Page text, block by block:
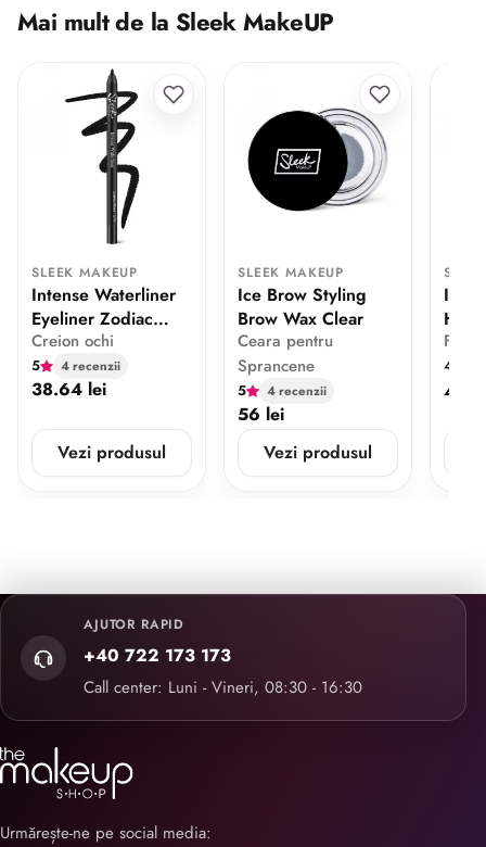
Mai mult de la Sleek MakeUP
SLEEK MAKEUP
Intense Waterliner
Eyeliner Zodiac
Black
Creion ochi
5 4 recenzii
38.64 lei
Vezi produsul
SLEEK MAKEUP
Ice Brow Styling
Brow Wax Clear
Ceara pentru
Sprancene
5 4 recenzii
56 lei
Vezi produsul
In
Fond
4.17
AJUTOR RAPID
+40 722 173 173
Call center: Luni - Vineri, 08:30 - 16:30
Urmărește-ne pe social media: